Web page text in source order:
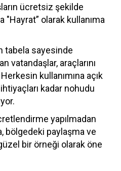
ücretsiz şekilde
"Hayrat” olarak kullanıma
tabela sayesinde
vatandaşlar, araçlarını
kullanımına açık
kadar nohudu
yapılmadan
bölgedeki paylaşma ve
bir örneği olarak öne